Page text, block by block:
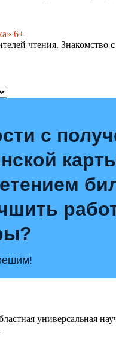
6+
чтения. Знакомство
с
универсальная